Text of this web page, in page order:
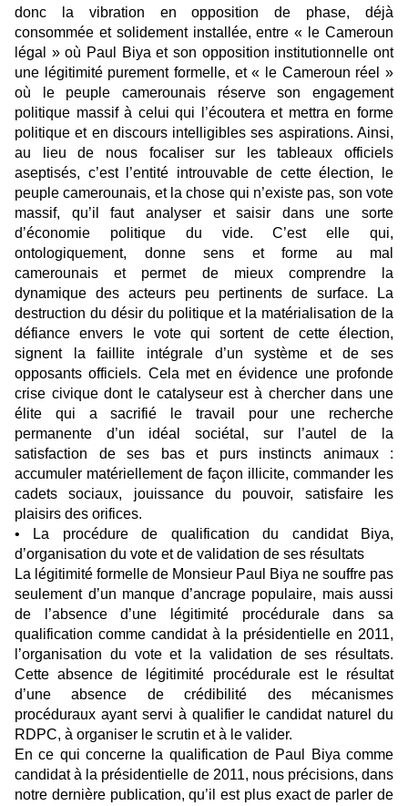
donc la vibration en opposition de phase, déjà
consommée et solidement installée, entre « le Cameroun
légal » où Paul Biya et son opposition institutionnelle ont
une légitimité purement formelle, et « le Cameroun réel »
où le peuple camerounais réserve son engagement
politique massif à celui qui l’écoutera et mettra en forme
politique et en discours intelligibles ses aspirations. Ainsi,
au lieu de nous focaliser sur les tableaux officiels
aseptisés, c’est l’entité introuvable de cette élection, le
peuple camerounais, et la chose qui n’existe pas, son vote
massif, qu’il faut analyser et saisir dans une sorte
d’économie politique du vide. C’est elle qui,
ontologiquement, donne sens et forme au mal
camerounais et permet de mieux comprendre la
dynamique des acteurs peu pertinents de surface. La
destruction du désir du politique et la matérialisation de la
défiance envers le vote qui sortent de cette élection,
signent la faillite intégrale d’un système et de ses
opposants officiels. Cela met en évidence une profonde
crise civique dont le catalyseur est à chercher dans une
élite qui a sacrifié le travail pour une recherche
permanente d’un idéal sociétal, sur l’autel de la
satisfaction de ses bas et purs instincts animaux :
accumuler matériellement de façon illicite, commander les
cadets sociaux, jouissance du pouvoir, satisfaire les
plaisirs des orifices.
• La procédure de qualification du candidat Biya,
d’organisation du vote et de validation de ses résultats
La légitimité formelle de Monsieur Paul Biya ne souffre pas
seulement d’un manque d’ancrage populaire, mais aussi
de l’absence d’une légitimité procédurale dans sa
qualification comme candidat à la présidentielle en 2011,
l’organisation du vote et la validation de ses résultats.
Cette absence de légitimité procédurale est le résultat
d’une absence de crédibilité des mécanismes
procéduraux ayant servi à qualifier le candidat naturel du
RDPC, à organiser le scrutin et à le valider.
En ce qui concerne la qualification de Paul Biya comme
candidat à la présidentielle de 2011, nous précisions, dans
notre dernière publication, qu’il est plus exact de parler de